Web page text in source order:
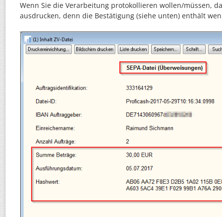
Wenn Sie die Verarbeitung protokollieren wollen/müssen,
ausdrucken, denn die Bestätigung (siehe unten) enthält